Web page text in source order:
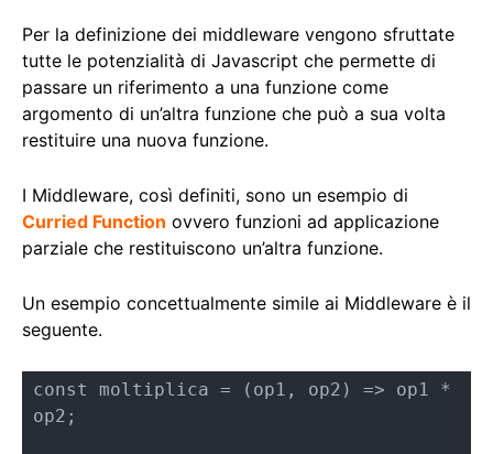
Per la definizione dei middleware vengono sfruttate
tutte le potenzialità di Javascript che permette di
passare un riferimento a una funzione come
argomento di un’altra funzione che può a sua volta
restituire una nuova funzione.
I Middleware, così definiti, sono un esempio di
Curried Function ovvero funzioni ad applicazione
parziale che restituiscono un’altra funzione.
Un esempio concettualmente simile ai Middleware è il
seguente.
const moltiplica = (op1, op2) => op1 *
op2;